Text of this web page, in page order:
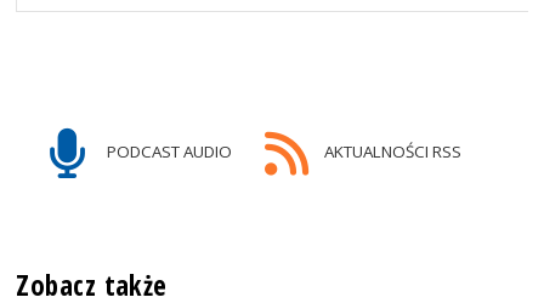
PODCAST AUDIO AKTUALNOŚCI RSS
Zobacz także